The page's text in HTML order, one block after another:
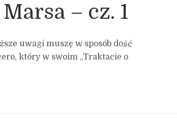
– cz. 1
uwagi muszę w sposób dość
który w swoim „Traktacie o